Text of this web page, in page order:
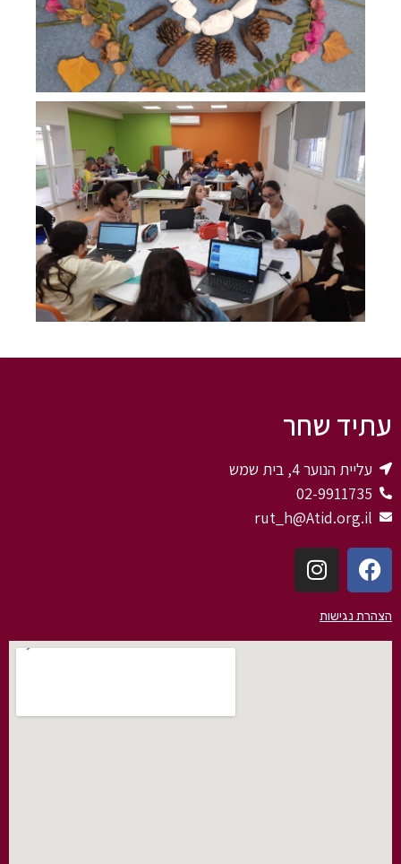
עתיד שחר
עליית הנוער 4, בית שמש
02-9911735
rut_h@Atid.org.il
הצהרת נגישות